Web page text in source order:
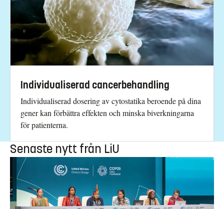
Individualiserad cancerbehandling
Individualiserad dosering av cytostatika beroende på dina
gener kan förbättra effekten och minska biverkningarna
för patienterna.
Senaste nytt från LiU